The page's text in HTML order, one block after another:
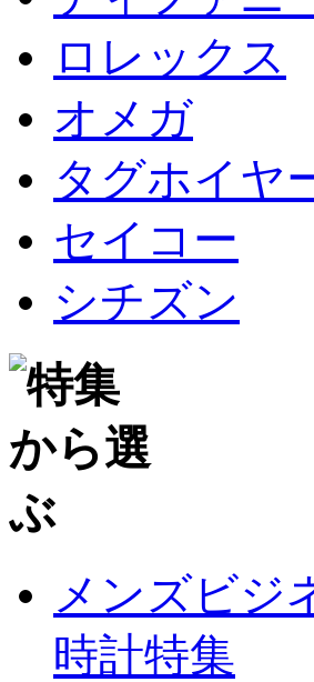
ロレックス
オメガ
タグホイヤ
セイコー
シチズン
メンズビジ
時計特集